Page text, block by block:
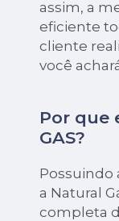
assim, a
eficiente
cliente
você
Por que
GAS?
Possuindo
a Natural
completa